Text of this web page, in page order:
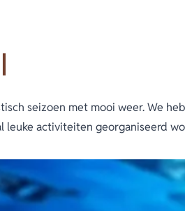
seizoen met mooi weer. We
leuke activiteiten georganiseerd